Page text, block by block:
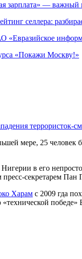
зарплата» — важный
селлера:
«Евразийское
«Покажи Москву!»
террористок-
мере, 25
в его
пресс-секретарем Пан
Харам с 2009 гда